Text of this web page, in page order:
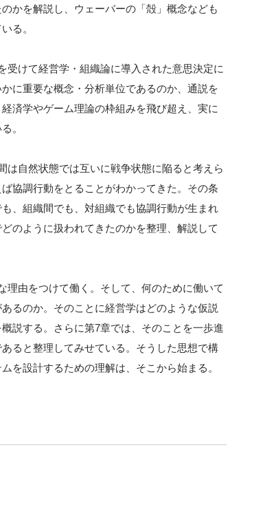
かを解説し、ウェーバーの「殻」概念なども
る。
けて経営学・組織論に導入された意思決定に
に重要な概念・分析単位であるのか、通説を
済学やゲーム理論の枠組みを飛び超え、実に
。
自然状態では互いに戦争状態に陥ると考えら
協調行動をとることがわかってきた。その条
、組織間でも、対組織でも協調行動が生まれ
のように扱われてきたのかを整理、解説して
由をつけて働く。そして、何のために働いて
るのか。そのことに経営学はどのような仮説
説する。さらに第7章では、そのことを一歩進
ると整理してみせている。そうした思想で構
を設計するための理解は、そこから始まる。